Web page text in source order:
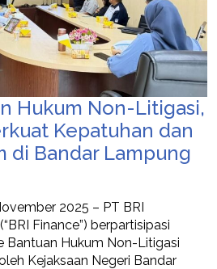
Hukum Non-Litigasi,
Kepatuhan dan
di Bandar Lampung
2025 – PT BRI
Finance”) berpartisipasi
Bantuan Hukum Non-Litigasi
Kejaksaan Negeri Bandar